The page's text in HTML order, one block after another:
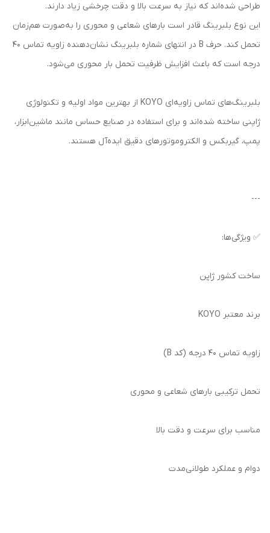
طراحی شده‌اند که نیاز به سرعت بالا و دقت چرخشی زیاد دارند.
این نوع بلبرینگ قادر است بارهای شعاعی و محوری را به‌صورت هم‌زمان
تحمل کند. حرف B در انتهای شماره بلبرینگ نشان‌دهنده زاویه تماس ۴۰
درجه است که باعث افزایش ظرفیت تحمل بار محوری می‌شود.
بلبرینگ‌های تماس زاویه‌ای KOYO از بهترین مواد اولیه و تکنولوژی
ژاپنی ساخته شده‌اند و برای استفاده در صنایع حساس مانند ماشین‌ابزار،
پمپ، گیربکس و الکتروموتورهای دقیق ایده‌آل هستند.
---
✅ ویژگی‌ها:
ساخت کشور ژاپن
برند معتبر KOYO
زاویه تماس 40 درجه (کد B)
تحمل ترکیبی بارهای شعاعی و محوری
مناسب برای سرعت و دقت بالا
دوام و عملکرد طولانی‌مدت